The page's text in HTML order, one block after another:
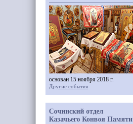
основан 15 ноября 2018 г.
Другие события
Сочинский отдел
Казачьего Конвоя Памяти